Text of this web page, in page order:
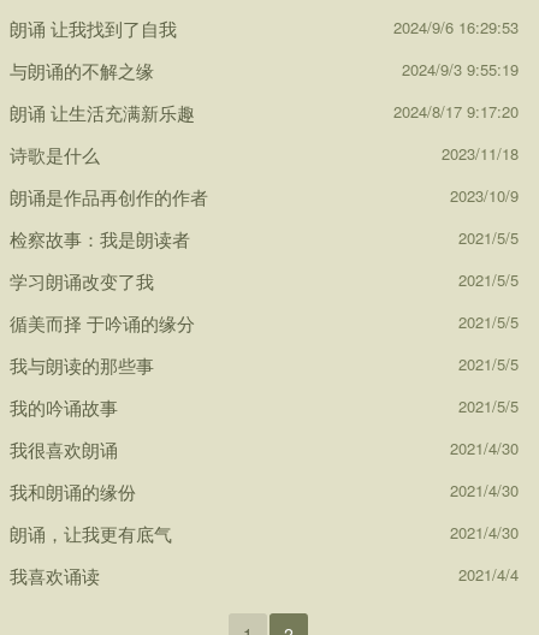
朗诵 让我找到了自我 2024/9/6 16:29:53
与朗诵的不解之缘 2024/9/3 9:55:19
朗诵 让生活充满新乐趣 2024/8/17 9:17:20
诗歌是什么 2023/11/18
朗诵是作品再创作的作者 2023/10/9
检察故事：我是朗读者 2021/5/5
学习朗诵改变了我 2021/5/5
循美而择 于吟诵的缘分 2021/5/5
我与朗读的那些事 2021/5/5
我的吟诵故事 2021/5/5
我很喜欢朗诵 2021/4/30
我和朗诵的缘份 2021/4/30
朗诵，让我更有底气 2021/4/30
我喜欢诵读 2021/4/4